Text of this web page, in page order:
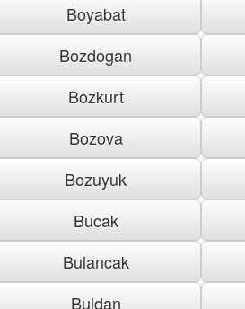
Boyabat
Bozdogan
Bozkurt
Bozova
Bozuyuk
Bucak
Bulancak
Buldan